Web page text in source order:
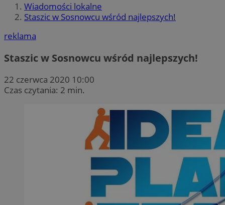
Wiadomości lokalne
Staszic w Sosnowcu wśród najlepszych!
reklama
Staszic w Sosnowcu wśród najlepszych!
22 czerwca 2020 10:00
Czas czytania: 2 min.